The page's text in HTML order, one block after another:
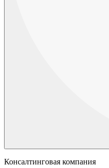
Консалтинговая компания